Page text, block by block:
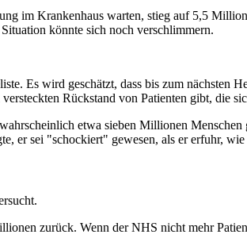
im Krankenhaus warten, stieg auf 5,5
könnte sich noch verschlimmern.
Es wird geschätzt, dass bis zum
versteckten Rückstand von Patienten gibt, die
etwa sieben Millionen
er sei "schockiert" gewesen, als er erfuhr,
zurück. Wenn der NHS nicht mehr